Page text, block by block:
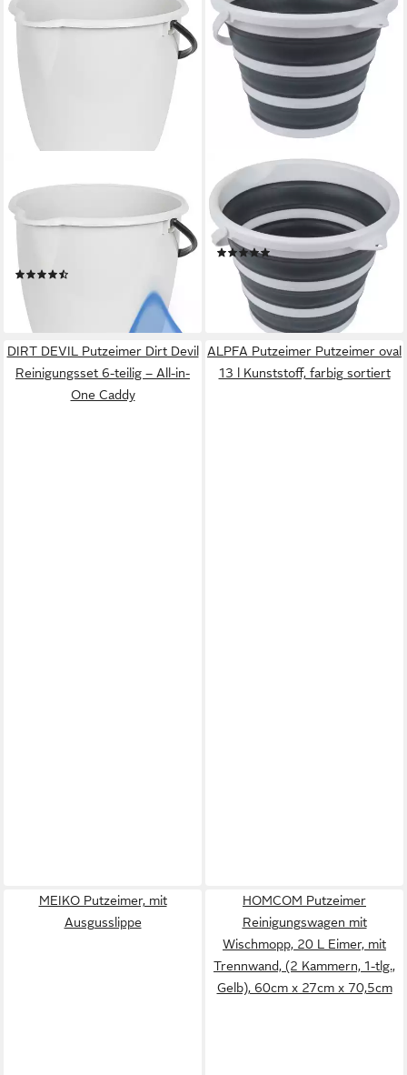
Putzeimer Plastikeimer
Haushaltseimer mit
Kunststoffbügel, Ausguss &
Füllstandsanzeige grau 12
Liter
11,99 €
lieferbar - in 2-3 Werktagen bei dir
AXENTIA
Falteimer 10 L, (1-tlg), aus
Kunststoff, Platzsparend &
Faltbar
(1)
ab 10,95 €
-45%
lieferbar - in 5-6 Werktagen bei dir
DIRT DEVIL Putzeimer Dirt Devil
Reinigungsset 6-teilig – All-in-
One Caddy
ALPFA Putzeimer Putzeimer oval
13 l Kunststoff, farbig sortiert
MEIKO Putzeimer, mit
Ausgusslippe
HOMCOM Putzeimer
Reinigungswagen mit
Wischmopp, 20 L Eimer, mit
Trennwand, (2 Kammern, 1-tlg.,
Gelb), 60cm x 27cm x 70,5cm